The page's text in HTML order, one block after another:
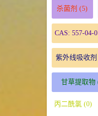
杀菌剂 (5)
CAS: 557-04-0
紫外线吸收剂
甘草提取物
丙二酰氯 (0)